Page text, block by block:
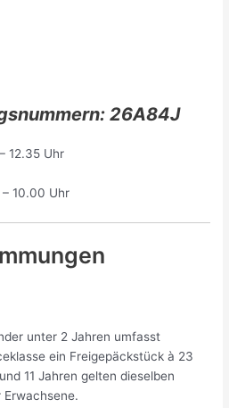
26A84J
12.35 Uhr
10.00 Uhr
unter 2 Jahren umfasst
ein Freigepäckstück à 23
11 Jahren gelten dieselben